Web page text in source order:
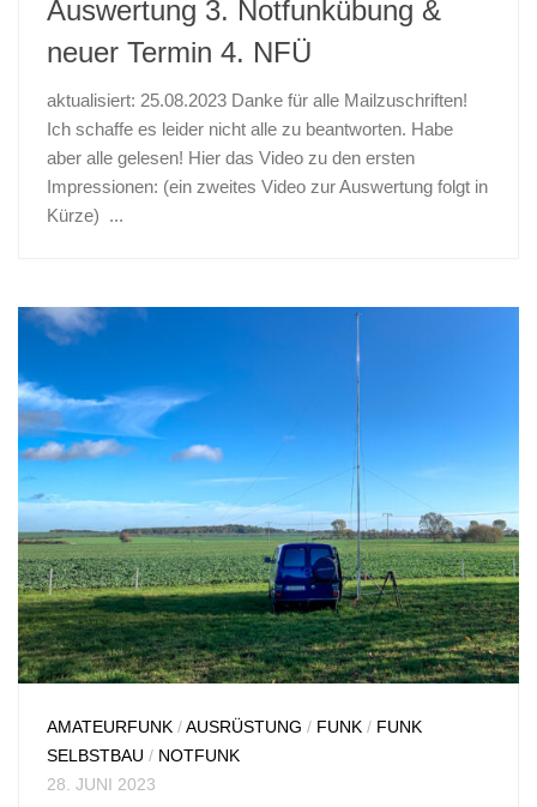
Auswertung 3. Notfunkübung &
neuer Termin 4. NFÜ
aktualisiert: 25.08.2023 Danke für alle Mailzuschriften!
Ich schaffe es leider nicht alle zu beantworten. Habe
aber alle gelesen! Hier das Video zu den ersten
Impressionen: (ein zweites Video zur Auswertung folgt in
Kürze) ...
AMATEURFUNK /AUSRÜSTUNG / FUNK / FUNK
SELBSTBAU / NOTFUNK
28. JUNI 2023